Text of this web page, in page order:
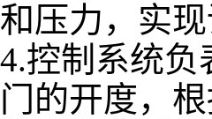
和压力，实
4.控制系统
门的开度，